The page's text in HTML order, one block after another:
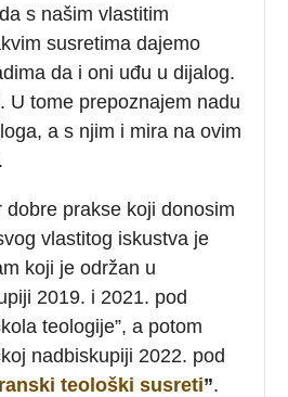
s našim vlastitim
susretima dajemo
da i oni uđu u dijalog.
U tome prepoznajem nadu
a s njim i mira na ovim
dobre prakse koji donosim
vlastitog iskustva je
koji je održan u
2019. i 2021. pod
teologije”, a potom
nadbiskupiji 2022. pod
teološki susreti”.